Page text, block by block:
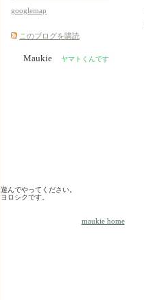
googlemap
このブログを購読
Maukie ヤマトくんです
遊んでやってください。
ヨロシクです。
maukie home